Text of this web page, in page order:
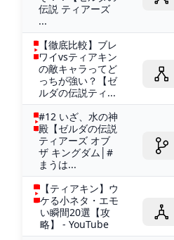
伝説 ティアーズ
...
【徹底比較】ブレ
ワイvsティアキン
の敵キャラってど
っちが強い？【ゼ
ルダの伝説ティ...
#12 いざ、水の神
殿【ゼルダの伝説
ティアーズ オブ
ザ キングダム│#
まうは...
【ティアキン】ウ
ケる小ネタ・エモ
い瞬間20選【攻
略】 - YouTube